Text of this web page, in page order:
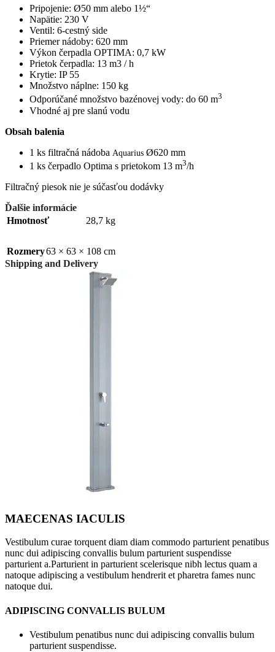
Pripojenie: Ø50 mm alebo 1½“
Napätie: 230 V
Ventil: 6-cestný side
Priemer nádoby: 620 mm
Výkon čerpadla OPTIMA: 0,7 kW
Prietok čerpadla: 13 m3 / h
Krytie: IP 55
Množstvo náplne: 150 kg
Odporúčané množstvo bazénovej vody: do 60 m3
Vhodné aj pre slanú vodu
Obsah balenia
1 ks filtračná nádoba Aquarius Ø620 mm
1 ks čerpadlo Optima s prietokom 13 m3/h
Filtračný piesok nie je súčasťou dodávky
Ďalšie informácie
Hmotnosť
28,7 kg
Rozmery63 × 63 × 108 cm
Shipping and Delivery
MAECENAS IACULIS
Vestibulum curae torquent diam diam commodo parturient penatibus
nunc dui adipiscing convallis bulum parturient suspendisse
parturient a.Parturient in parturient scelerisque nibh lectus quam a
natoque adipiscing a vestibulum hendrerit et pharetra fames nunc
natoque dui.
ADIPISCING CONVALLIS BULUM
Vestibulum penatibus nunc dui adipiscing convallis bulum
parturient suspendisse.